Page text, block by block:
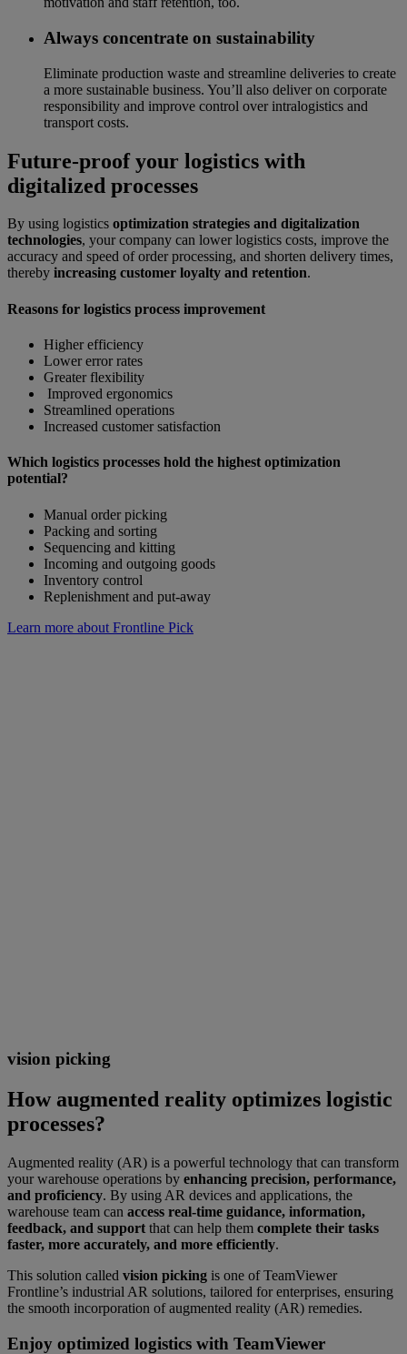
Always concentrate on sustainability
Eliminate production waste and streamline deliveries to create
a more sustainable business. You’ll also deliver on corporate
responsibility and improve control over intralogistics and
transport costs.
Future-proof your logistics with
digitalized processes
By using logistics optimization strategies and digitalization
technologies, your company can lower logistics costs, improve the
accuracy and speed of order processing, and shorten delivery times,
thereby increasing customer loyalty and retention.
Reasons for logistics process improvement
Higher efficiency
Lower error rates
Greater flexibility
Improved ergonomics
Streamlined operations
Increased customer satisfaction
Which logistics processes hold the highest optimization
potential?
Manual order picking
Packing and sorting
Sequencing and kitting
Incoming and outgoing goods
Inventory control
Replenishment and put-away
Learn more about Frontline Pick
vision picking
How augmented reality optimizes logistic
processes?
Augmented reality (AR) is a powerful technology that can transform
your warehouse operations by enhancing precision, performance,
and proficiency. By using AR devices and applications, the
warehouse team can access real-time guidance, information,
feedback, and support that can help them complete their tasks
faster, more accurately, and more efficiently.
This solution called vision picking is one of TeamViewer
Frontline’s industrial AR solutions, tailored for enterprises, ensuring
the smooth incorporation of augmented reality (AR) remedies.
Enjoy optimized logistics with TeamViewer